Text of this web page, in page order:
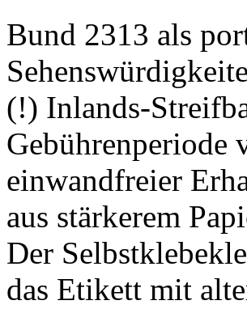
Bund 2313 als
(!) Inlands-
Gebührenperiode
einwandfreier
aus stärkerem
Der
das Etikett mit